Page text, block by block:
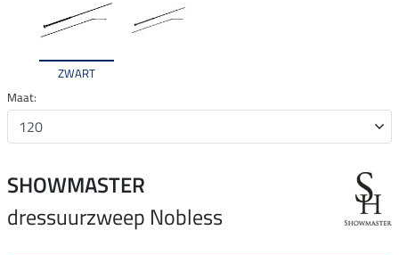
ZWART
Maat:
SHOWMASTER
dressuurzweep Nobless